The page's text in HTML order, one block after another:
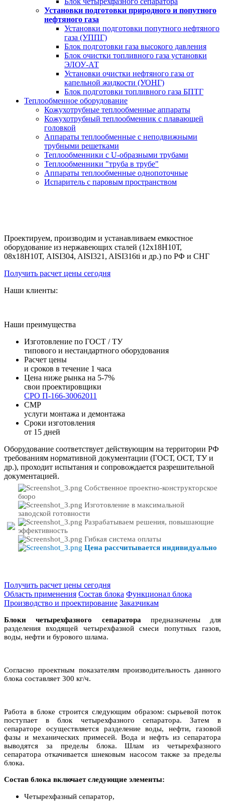
Установки подготовки природного и попутного
нефтяного газа
Установки подготовки попутного нефтяного
газа (УППГ)
Блок подготовки газа высокого давления
Блок очистки топливного газа установки
ЭЛОУ-АТ
Установки очистки нефтяного газа от
капельной жидкости (УОНГ)
Блок подготовки топливного газа БПТГ
Теплообменное оборудование
Кожухотрубные теплообменные аппараты
Кожухотрубный теплообменник с плавающей
головкой
Аппараты теплообменные с неподвижными
трубными решетками
Теплообменники с U-образными трубами
Теплообменники "труба в трубе"
Аппараты теплообменные однопоточные
Испаритель с паровым пространством
Проектируем, производим и устанавливаем емкостное
оборудование из нержавеющих сталей (12х18Н10Т,
08х18Н10Т, AISI304, AISI321, AISI316ti и др.) по РФ и СНГ
Получить расчет цены сегодня
Наши клиенты:
Наши преимущества
Изготовление по ГОСТ / ТУ
типового и нестандартного оборудования
Расчет цены
и сроков в течение 1 часа
Цена ниже рынка на 5-7%
свои проектировщики
СРО П-166-30062011
СМР
услуги монтажа и демонтажа
Сроки изготовления
от 15 дней
Оборудование соответствует действующим на территории РФ
требованиям нормативной документации (ГОСТ, ОСТ, ТУ и
др.), проходит испытания и сопровождается разрешительной
документацией.
Собственное проектно-конструкторское
бюро
Изготовление в максимальной
заводской готовности
Разрабатываем решения, повышающие
эффективность
Гибкая система оплаты
Цена рассчитывается индивидуально
Получить расчет цены сегодня
Область применения Состав блока Функционал блока
Производство и проектирование Заказчикам
Блоки четырехфазного сепаратора предназначены для
разделения входящей четырехфазной смеси попутных газов,
воды, нефти и бурового шлама.
Согласно проектным показателям производительность данного
блока составляет 300 кг/ч.
Работа в блоке строится следующим образом: сырьевой поток
поступает в блок четырехфазного сепаратора. Затем в
сепараторе осуществляется разделение воды, нефти, газовой
фазы и механических примесей. Вода и нефть из сепаратора
выводятся за пределы блока. Шлам из четырехфазного
сепаратора откачивается шнековым насосом также за пределы
блока.
Состав блока включает следующие элементы:
Четырехфазный сепаратор,